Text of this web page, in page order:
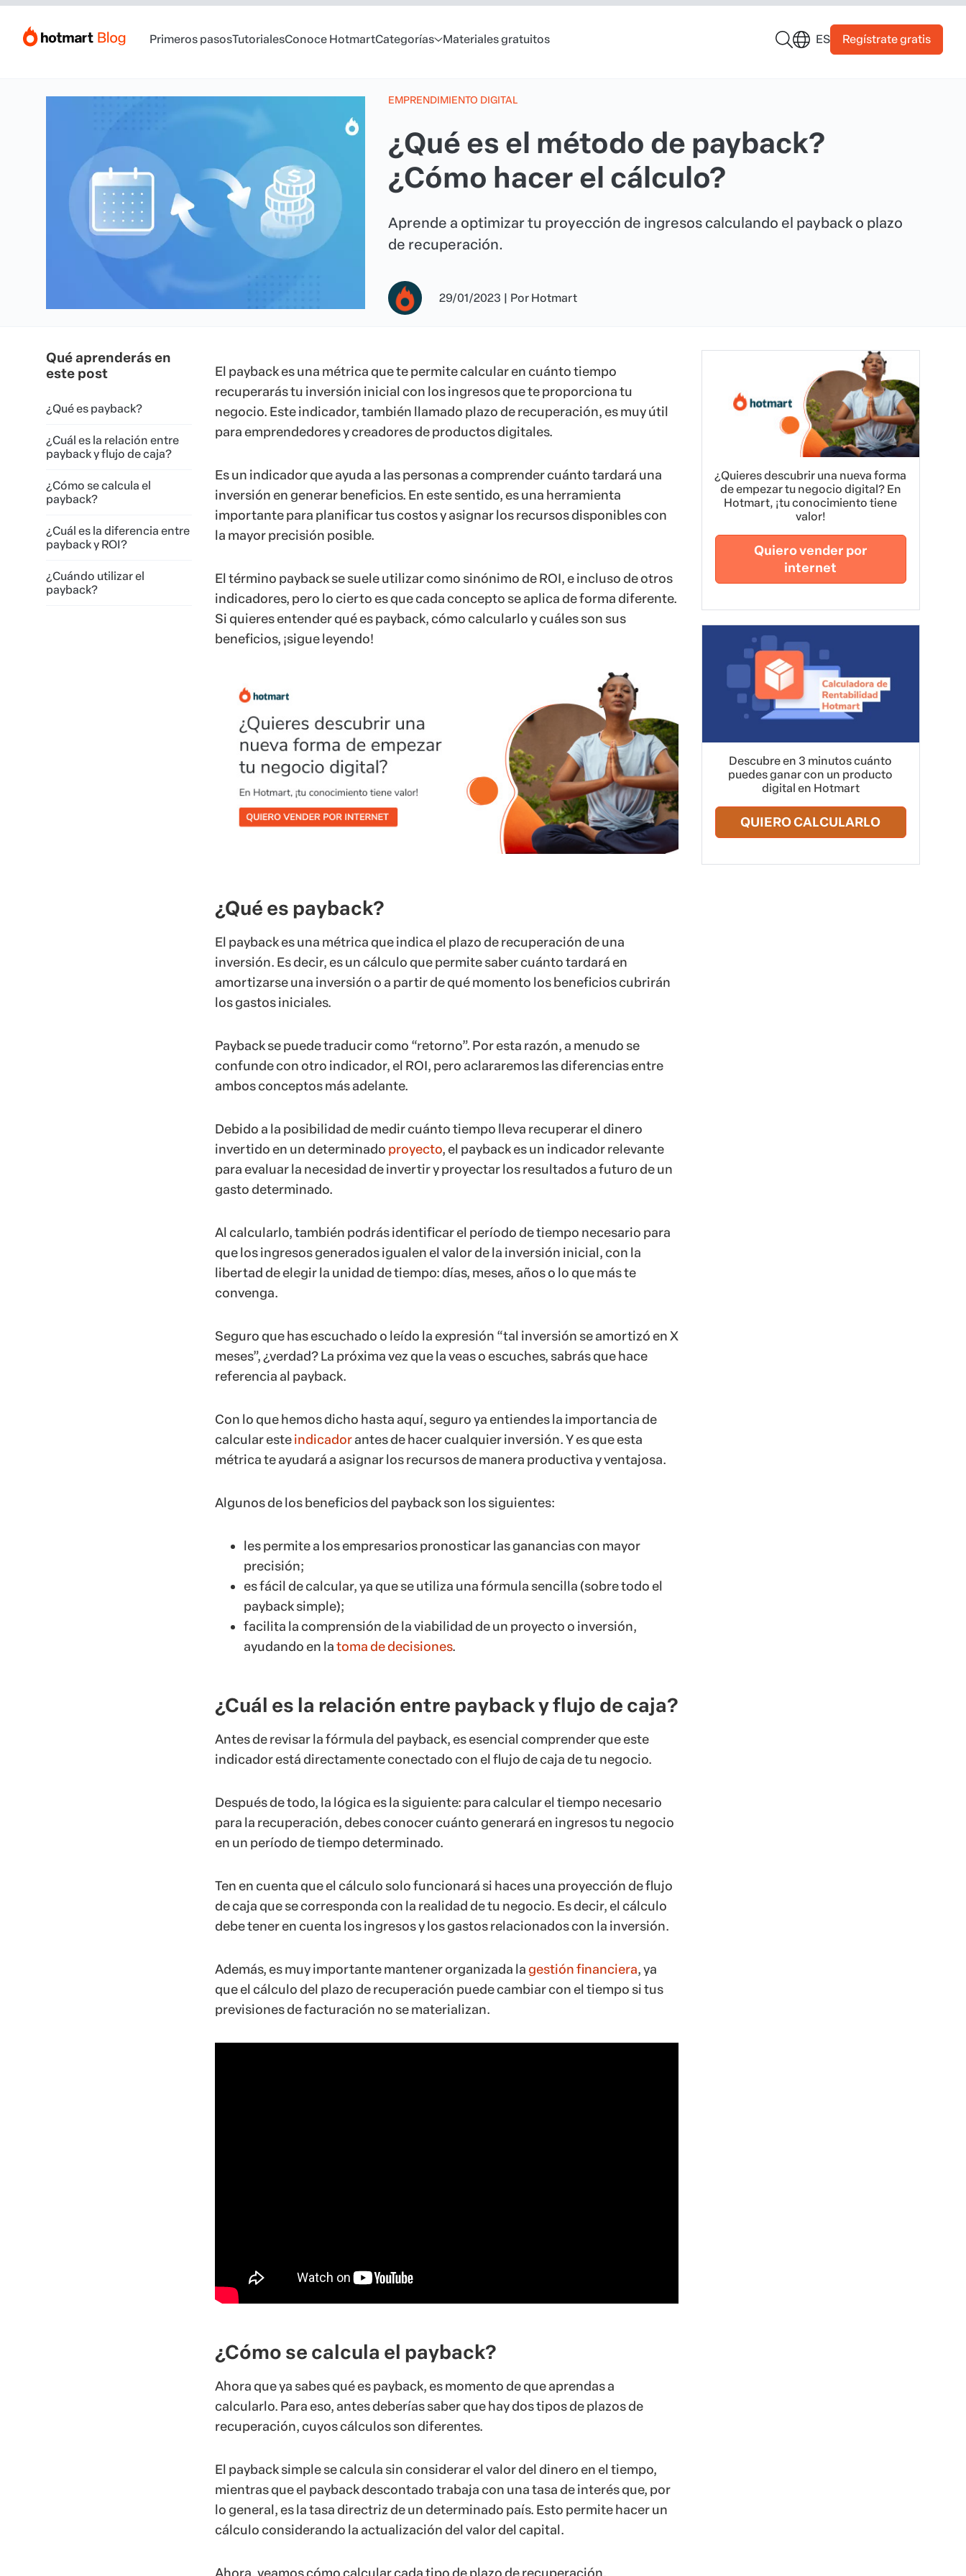
Primeros pasosTutorialesConoce HotmartCategorías Materiales gratuitos ES Regístrate gratis
EMPRENDIMIENTO DIGITAL
¿Qué es el método de payback?
¿Cómo hacer el cálculo?
Aprende a optimizar tu proyección de ingresos calculando el payback o plazo
de recuperación.
29/01/2023 | Por Hotmart
Qué aprenderás en
este post
¿Qué es payback?
¿Cuál es la relación entre
payback y flujo de caja?
¿Cómo se calcula el
payback?
¿Cuál es la diferencia entre
payback y ROI?
¿Cuándo utilizar el
payback?
El payback es una métrica que te permite calcular en cuánto tiempo
recuperarás tu inversión inicial con los ingresos que te proporciona tu
negocio. Este indicador, también llamado plazo de recuperación, es muy útil
para emprendedores y creadores de productos digitales.
Es un indicador que ayuda a las personas a comprender cuánto tardará una
inversión en generar beneficios. En este sentido, es una herramienta
importante para planificar tus costos y asignar los recursos disponibles con
la mayor precisión posible.
El término payback se suele utilizar como sinónimo de ROI, e incluso de otros
indicadores, pero lo cierto es que cada concepto se aplica de forma diferente.
Si quieres entender qué es payback, cómo calcularlo y cuáles son sus
beneficios, ¡sigue leyendo!
¿Qué es payback?
El payback es una métrica que indica el plazo de recuperación de una
inversión. Es decir, es un cálculo que permite saber cuánto tardará en
amortizarse una inversión o a partir de qué momento los beneficios cubrirán
los gastos iniciales.
Payback se puede traducir como “retorno”. Por esta razón, a menudo se
confunde con otro indicador, el ROI, pero aclararemos las diferencias entre
ambos conceptos más adelante.
Debido a la posibilidad de medir cuánto tiempo lleva recuperar el dinero
invertido en un determinado proyecto, el payback es un indicador relevante
para evaluar la necesidad de invertir y proyectar los resultados a futuro de un
gasto determinado.
Al calcularlo, también podrás identificar el período de tiempo necesario para
que los ingresos generados igualen el valor de la inversión inicial, con la
libertad de elegir la unidad de tiempo: días, meses, años o lo que más te
convenga.
Seguro que has escuchado o leído la expresión “tal inversión se amortizó en X
meses”, ¿verdad? La próxima vez que la veas o escuches, sabrás que hace
referencia al payback.
Con lo que hemos dicho hasta aquí, seguro ya entiendes la importancia de
calcular esteindicadorantes de hacer cualquier inversión. Y es que esta
métrica te ayudará a asignar los recursos de manera productiva y ventajosa.
Algunos de los beneficios del payback son los siguientes:
les permite a los empresarios pronosticar las ganancias con mayor
precisión;
es fácil de calcular, ya que se utiliza una fórmula sencilla (sobre todo el
payback simple);
facilita la comprensión de la viabilidad de un proyecto o inversión,
ayudando en latoma de decisiones.
¿Cuál es la relación entre payback y flujo de caja?
Antes de revisar la fórmula del payback, es esencial comprender que este
indicador está directamente conectado con el flujo de caja de tu negocio.
Después de todo, la lógica es la siguiente: para calcular el tiempo necesario
para la recuperación, debes conocer cuánto generará en ingresos tu negocio
en un período de tiempo determinado.
Ten en cuenta que el cálculo solo funcionará si haces una proyección de flujo
de caja que se corresponda con la realidad de tu negocio. Es decir, el cálculo
debe tener en cuenta los ingresos y los gastos relacionados con la inversión.
Además, es muy importante mantener organizada lagestión financiera, ya
que el cálculo del plazo de recuperación puede cambiar con el tiempo si tus
previsiones de facturación no se materializan.
¿Cómo se calcula el payback?
Ahora que ya sabes qué es payback, es momento de que aprendas a
calcularlo. Para eso, antes deberías saber que hay dos tipos de plazos de
recuperación, cuyos cálculos son diferentes.
El payback simple se calcula sin considerar el valor del dinero en el tiempo,
mientras que el payback descontado trabaja con una tasa de interés que, por
lo general, es la tasa directriz de un determinado país. Esto permite hacer un
cálculo considerando la actualización del valor del capital.
¿Quieres descubrir una nueva forma
de empezar tu negocio digital? En
Hotmart, ¡tu conocimiento tiene
valor!
Quiero vender por
internet
Descubre en 3 minutos cuánto
puedes ganar con un producto
digital en Hotmart
QUIERO CALCULARLO